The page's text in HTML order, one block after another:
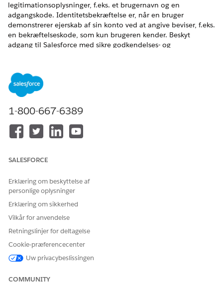
legitimationsoplysninger, f.eks. et brugernavn og en
adgangskode. Identitetsbekræftelse er, når en bruger
demonstrerer ejerskab af sin konto ved at angive beviser, f.eks.
en bekræftelseskode, som kun brugeren kender. Beskyt
adgang til Salesforce med sikre godkendelses- og
adgangskode med adgangskoder.
EDITIONSHEADING
Tilgængelig i: Alle versioner
Brugergodkendelse
adgangskoder, certifikatbaseret godkendelse og Lightning
Login. Brug SSO (single sign-on) til at gøre det muligt for
brugere at logge på Salesforce fra en tredjepart, f.eks.
Google.
Identitetsbekræftelse
Identitetsbekræftelse er, når en bruger leverer beviser,
kaldet en bekræftelsesmetode, for at bekræfte, at de er
identitet for at få visse adgangsrettigheder i Salesforce,
1-800-667-6389
SALESFORCE
Erklæring om beskyttelse af
personlige oplysninger
Erklæring om sikkerhed
Vilkår for anvendelse
Retningslinjer for deltagelse
Cookie-præferencecenter
Uw privacybeslissingen
COMMUNITY